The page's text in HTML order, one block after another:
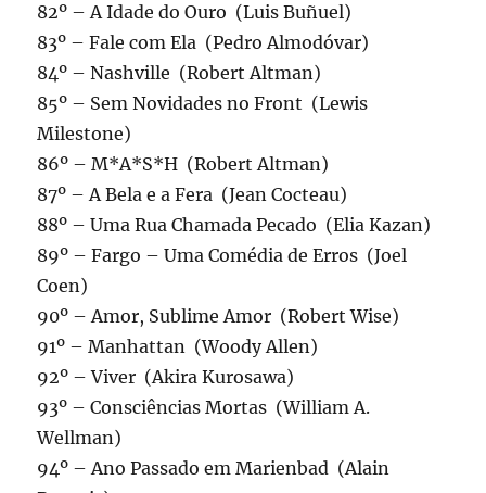
82º – A Idade do Ouro (Luis Buñuel)
83º – Fale com Ela (Pedro Almodóvar)
84º – Nashville (Robert Altman)
85º – Sem Novidades no Front (Lewis
Milestone)
86º – M*A*S*H (Robert Altman)
87º – A Bela e a Fera (Jean Cocteau)
88º – Uma Rua Chamada Pecado (Elia Kazan)
89º – Fargo – Uma Comédia de Erros (Joel
Coen)
90º – Amor, Sublime Amor (Robert Wise)
91º – Manhattan (Woody Allen)
92º – Viver (Akira Kurosawa)
93º – Consciências Mortas (William A.
Wellman)
94º – Ano Passado em Marienbad (Alain